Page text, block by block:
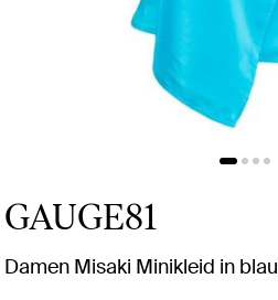
GAUGE81
Damen Misaki Minikleid in blau